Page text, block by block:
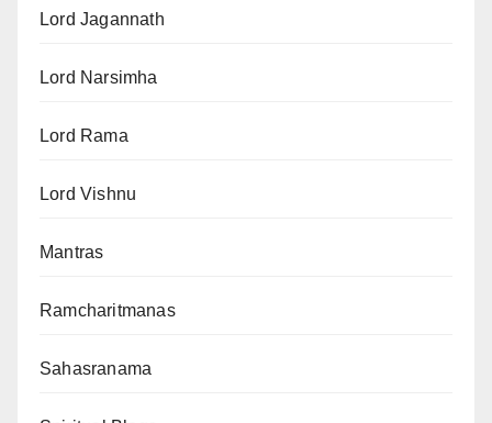
Lord Jagannath
Lord Narsimha
Lord Rama
Lord Vishnu
Mantras
Ramcharitmanas
Sahasranama